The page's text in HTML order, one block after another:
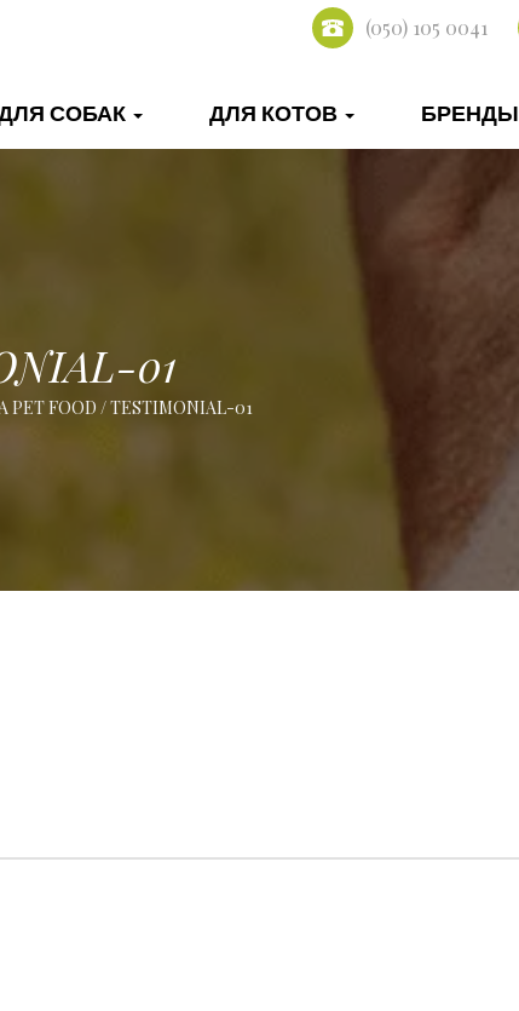
(050) 105 0041
СОБАК ДЛЯ КОТОВ БРЕНДЫ
01
PET FOOD /TESTIMONIAL-01